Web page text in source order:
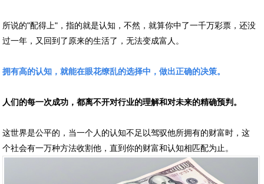
所说的"配得上"，指的就是认知，不然，就算你中了一千万彩票，还没
过一年，又回到了原来的生活了，无法变成富人。
拥有高的认知，就能在眼花缭乱的选择中，做出正确的决策。
人们的‍每一次成功，都离不开对行业的理解和‍对未来的精确预判。
这世界是公平的，当一个人的认知不足以驾驭他所拥有的财富时，这
个社会有一万种方法收割他，直到你的财富和认知相匹配为止。